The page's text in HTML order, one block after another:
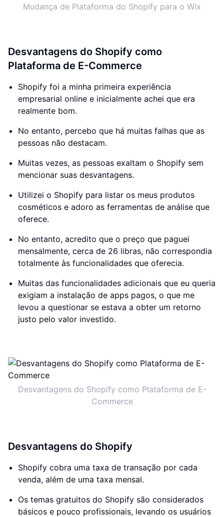
Mudança de Plataforma do Shopify para o Wix
Desvantagens do Shopify como
Plataforma de E-Commerce
Shopify foi a minha primeira experiência
empresarial online e inicialmente achei que era
realmente bom.
No entanto, percebo que há muitas falhas que as
pessoas não destacam.
Muitas vezes, as pessoas exaltam o Shopify sem
mencionar suas desvantagens.
Utilizei o Shopify para listar os meus produtos
cosméticos e adoro as ferramentas de análise que
oferece.
No entanto, acredito que o preço que paguei
mensalmente, cerca de 26 libras, não correspondia
totalmente às funcionalidades que oferecia.
Muitas das funcionalidades adicionais que eu queria
exigiam a instalação de apps pagos, o que me
levou a questionar se estava a obter um retorno
justo pelo valor investido.
Desvantagens do Shopify como Plataforma de E-
Commerce
Desvantagens do Shopify
Shopify cobra uma taxa de transação por cada
venda, além de uma taxa mensal.
Os temas gratuitos do Shopify são considerados
básicos e pouco profissionais, levando os usuários